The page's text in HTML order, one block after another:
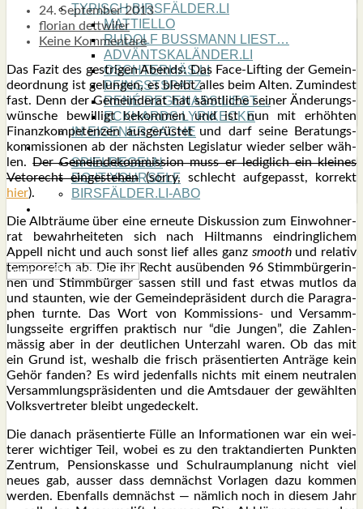
TYPISCH BIRSFÄLDER.LI
MATTIELLO
RUDOLF BUSS­MANN LIEST…
ADVÄNTSKALÄNDER.LI
OSCHTERHÄS.LI
PFINGST­SPATZ
RENÉ REGEN­ASS LIEST…
ECK­HARDS LYRIK­ECKE
IN EIGE­NER SACHE
SO GOOT’S
SPIEL­RE­GELN
DO-IT-YOUR­S­ELF
BIRSFÄLDER.LI-ABO
24. September 2013
florian dettwiler
Keine Kommentare
Das Fazit des gest­ri­gen Abends: Das Face-Lif­ting der Gemein­
de­ord­nung ist gelun­gen, es bleibt alles beim Alten. Zumin­dest
fast. Denn der Gemein­de­rat hat sämt­li­che sei­ner Ände­rungs­
wün­sche bewil­ligt bekom­men und ist nun mit erhöh­ten
Finanz­kom­pe­ten­zen aus­ge­rüs­tet und darf sei­ne Bera­tungs­
kom­mis­sio­nen ab der nächs­ten Legis­la­tur wie­der sel­ber wäh­
len.Der Gemein­de­kom­mis­si­on muss er ledig­lich ein klei­nes
Veto­recht ein­ge­ste­hen(sor­ry, schlecht auf­ge­passt, kor­rekt
hier).
Die Alb­träu­me über eine erneu­te Dis­kus­si­on zum Ein­woh­ner­
rat bewahr­hei­te­ten sich nach Hilt­manns ein­dring­li­chem
Appell nicht und auch sonst lief alles ganz smoothund rela­tiv
tem­po­reich ab. Die ihr Recht aus­üben­den 96 Stimm­bür­ge­rin­
nen und Stimm­bür­ger sas­sen still und fast etwas mut­los da
und staun­ten, wie der Gemein­de­prä­si­dent durch die Para­gra­
phen turn­te. Das Wort von Kom­mis­si­ons- und Ver­samm­
lungs­sei­te ergrif­fen prak­tisch nur “die Jun­gen”, die Zah­len­
mäs­sig aber in der deut­li­chen Unter­zahl waren. Ob das mit
ein Grund ist, wes­halb die frisch prä­sen­tier­ten Anträ­ge kein
Gehör fan­den? Es wird jeden­falls nichts mit einem neu­tra­len
Ver­samm­lungs­prä­si­den­ten und die Amts­dau­er der gewähl­ten
Volks­ver­tre­ter bleibt unge­de­ckelt.
Die danach prä­sen­tier­te Fül­le an Infor­ma­tio­nen war ein wei­
te­rer wich­ti­ger Teil, wobei es zu den trak­tan­dier­ten Punk­ten
Zen­trum, Pen­si­ons­kas­se und Schul­raum­pla­nung nicht viel
neu­es gab, aus­ser dass dem­nächst Vor­la­gen dazu kom­men
wer­den. Eben­falls dem­nächst — näm­lich noch in die­sem Jahr